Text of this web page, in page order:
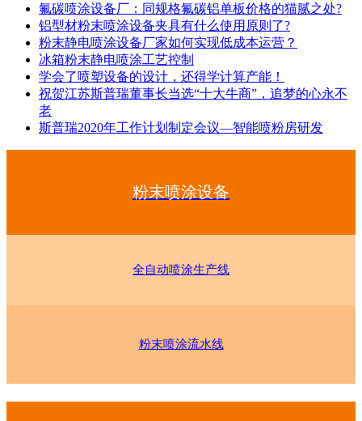
氟碳喷涂设备厂：同规格氟碳铝单板价格的猫腻之处?
铝型材粉末喷涂设备夹具有什么使用原则了?
粉末静电喷涂设备厂家如何实现低成本运营？
冰箱粉末静电喷涂工艺控制
学会了喷塑设备的设计，还得学计算产能！
祝贺江苏斯普瑞董事长当选“十大牛商”，追梦的心永不
老
斯普瑞2020年工作计划制定会议—智能喷粉房研发
粉末喷涂设备
全自动喷涂生产线
粉末喷涂流水线